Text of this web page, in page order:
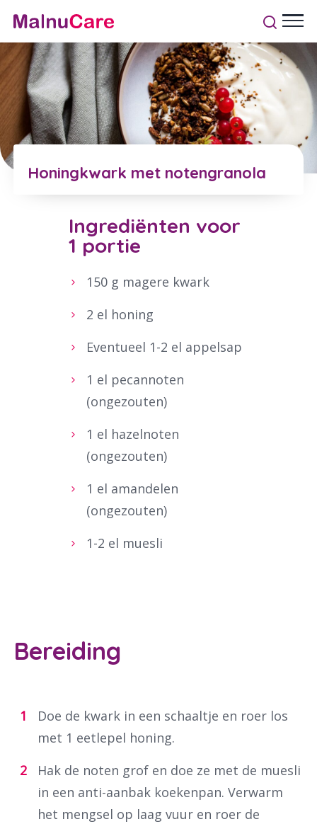
Honingkwark met notengranola
Ingrediënten voor
1 portie
150 g magere kwark
2 el honing
Eventueel 1-2 el appelsap
1 el pecannoten
(ongezouten)
1 el hazelnoten
(ongezouten)
1 el amandelen
(ongezouten)
1-2 el muesli
Bereiding
Doe de kwark in een schaaltje en roer los
met 1 eetlepel honing.
Hak de noten grof en doe ze met de muesli
in een anti-aanbak koekenpan. Verwarm
het mengsel op laag vuur en roer de